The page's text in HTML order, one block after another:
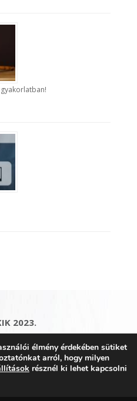
gyakorlatban!
2023.
|Impresszum|
Honlaptérképélmény érdekében sütiket
arról, hogy milyen
résznél ki lehet kapcsolni